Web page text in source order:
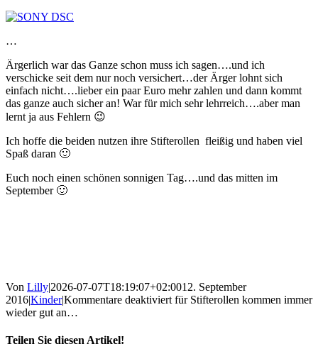
…
Ärgerlich war das Ganze schon muss ich sagen….und ich
verschicke seit dem nur noch versichert…der Ärger lohnt sich
einfach nicht….lieber ein paar Euro mehr zahlen und dann kommt
das ganze auch sicher an! War für mich sehr lehrreich….aber man
lernt ja aus Fehlern 😉
Ich hoffe die beiden nutzen ihre Stifterollen fleißig und haben viel
Spaß daran 🙂
Euch noch einen schönen sonnigen Tag….und das mitten im
September 🙂
Von Lilly|2026-07-07T18:19:07+02:0012. September
2016|Kinder|Kommentare deaktiviert für Stifterollen kommen immer
wieder gut an…
Teilen Sie diesen Artikel!